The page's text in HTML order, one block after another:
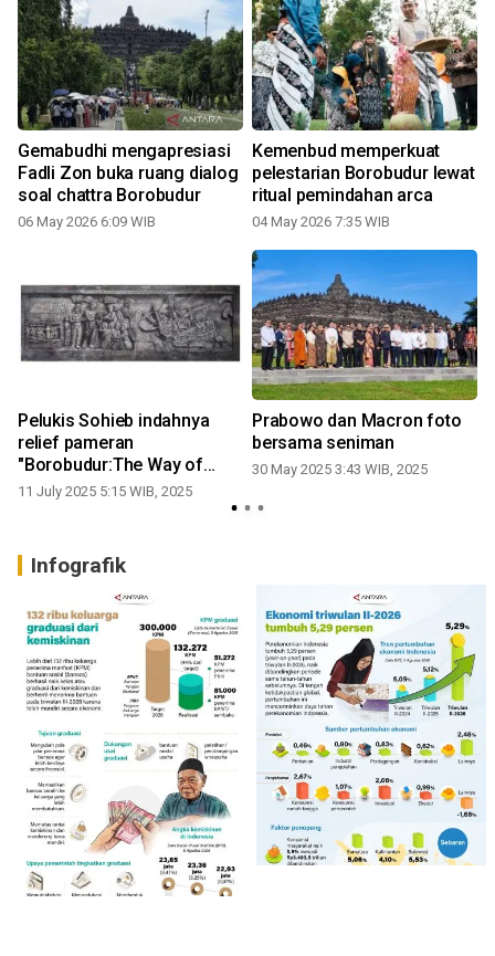
Gemabudhi mengapresiasi
Fadli Zon buka ruang dialog
soal chattra Borobudur
06 May 2026 6:09 WIB
Kemenbud memperkuat
pelestarian Borobudur lewat
ritual pemindahan arca
04 May 2026 7:35 WIB
Pelukis Sohieb indahnya
relief pameran
"Borobudur:The Way of
Life"
11 July 2025 5:15 WIB, 2025
Prabowo dan Macron foto
bersama seniman
30 May 2025 3:43 WIB, 2025
Infografik